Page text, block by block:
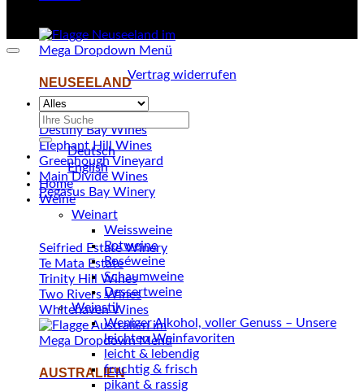
NEUSEELAND
Amisfield
Destiny Bay Wines
Elephant Hill Wines
Greenhough Vineyard
Main Divide Wines
Pegasus Bay Winery
Seifried Estate Winery
Te Mata Estate
Trinity Hill Wines
Two Rivers Wines
Whitehaven Wines
AUSTRALIEN
Vertrag widerrufen
Suchen
nach:
Deutsch
English
Home
Weine
Weinart
Weissweine
Rotweine
Roséweine
Schaumweine
Dessertweine
Weinstil
Weniger Alkohol, voller Genuss – Unsere
leichten Weinfavoriten
leicht & lebendig
fruchtig & frisch
pikant & rassig